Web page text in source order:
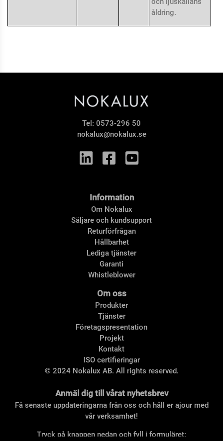
åldring.
Tel: 0573-296 50
nokalux@nokalux.se
Information
Om Nokalux
Säljare och kundsupport
Returförfrågan
Hållbarhet
Lediga tjänster
Garanti
Whistleblower
Om oss
Produkter
Tjänster
Företagspresentation
Projekt
Kontakt
ISO certifieringar
© 2024 Nokalux AB. All rights reserved.
Anmäl dig till vårat nyhetsbrev
Få senaste uppdateringarna från oss och håll er ajour med
vår verksamhet!
Tryck på knappen nedan och fyll i formuläret: